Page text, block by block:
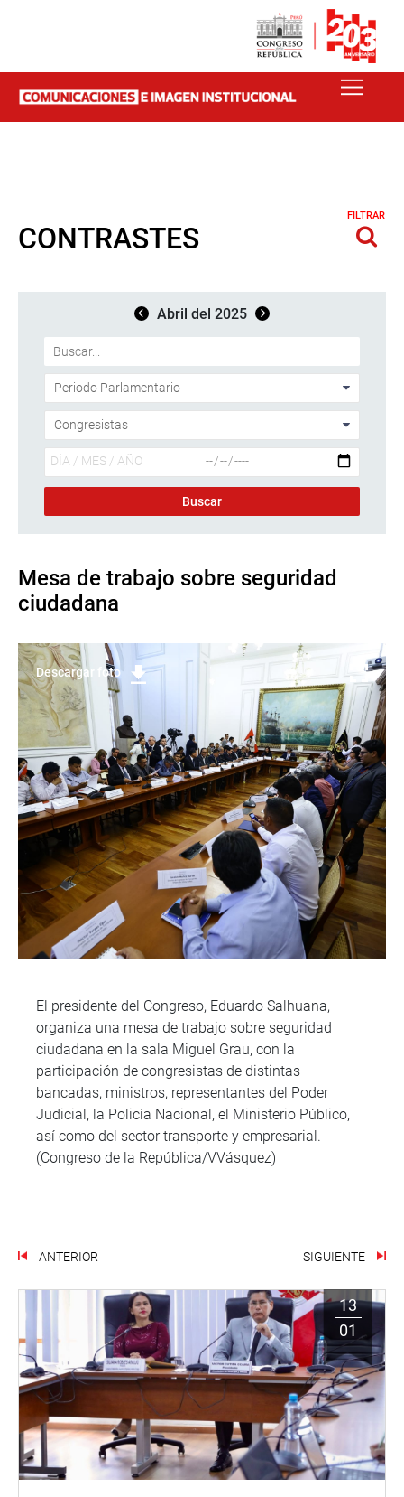
CONTRASTES
FILTRAR
Abril del 2025
Mesa de trabajo sobre seguridad
ciudadana
Descargar foto
El presidente del Congreso, Eduardo Salhuana,
organiza una mesa de trabajo sobre seguridad
ciudadana en la sala Miguel Grau, con la
participación de congresistas de distintas
bancadas, ministros, representantes del Poder
Judicial, la Policía Nacional, el Ministerio Público,
así como del sector transporte y empresarial.
(Congreso de la República/VVásquez)
ANTERIOR SIGUIENTE
13
01